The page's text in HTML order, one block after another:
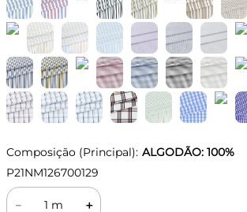
Composição (Principal): ALGODÃO: 100%
P21NM126700129
＋
－